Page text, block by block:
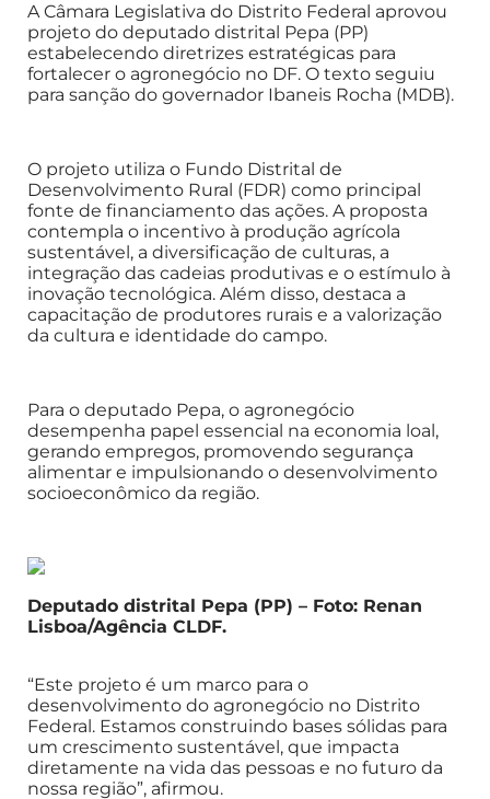
A Câmara Legislativa do Distrito Federal aprovou
projeto do deputado distrital Pepa (PP)
estabelecendo diretrizes estratégicas para
fortalecer o agronegócio no DF. O texto seguiu
para sanção do governador Ibaneis Rocha (MDB).
O projeto utiliza o Fundo Distrital de
Desenvolvimento Rural (FDR) como principal
fonte de financiamento das ações. A proposta
contempla o incentivo à produção agrícola
sustentável, a diversificação de culturas, a
integração das cadeias produtivas e o estímulo à
inovação tecnológica. Além disso, destaca a
capacitação de produtores rurais e a valorização
da cultura e identidade do campo.
Para o deputado Pepa, o agronegócio
desempenha papel essencial na economia loal,
gerando empregos, promovendo segurança
alimentar e impulsionando o desenvolvimento
socioeconômico da região.
Deputado distrital Pepa (PP) – Foto: Renan
Lisboa/Agência CLDF.
“Este projeto é um marco para o
desenvolvimento do agronegócio no Distrito
Federal. Estamos construindo bases sólidas para
um crescimento sustentável, que impacta
diretamente na vida das pessoas e no futuro da
nossa região”, afirmou.